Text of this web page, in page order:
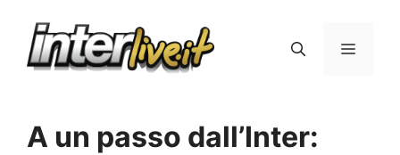
Menu
A un passo dall’Inter: